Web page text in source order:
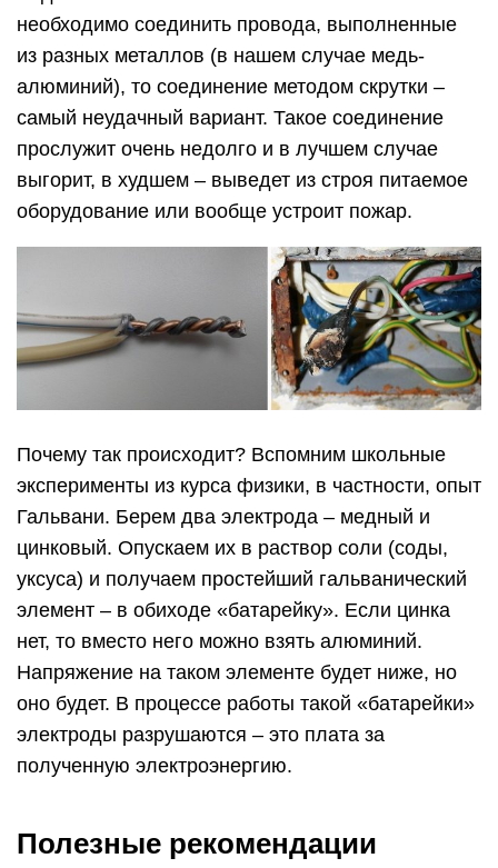
необходимо соединить провода, выполненные
из разных металлов (в нашем случае медь-
алюминий), то соединение методом скрутки –
самый неудачный вариант. Такое соединение
прослужит очень недолго и в лучшем случае
выгорит, в худшем – выведет из строя питаемое
оборудование или вообще устроит пожар.
Почему так происходит? Вспомним школьные
эксперименты из курса физики, в частности, опыт
Гальвани. Берем два электрода – медный и
цинковый. Опускаем их в раствор соли (соды,
уксуса) и получаем простейший гальванический
элемент – в обиходе «батарейку». Если цинка
нет, то вместо него можно взять алюминий.
Напряжение на таком элементе будет ниже, но
оно будет. В процессе работы такой «батарейки»
электроды разрушаются – это плата за
полученную электроэнергию.
Полезные рекомендации